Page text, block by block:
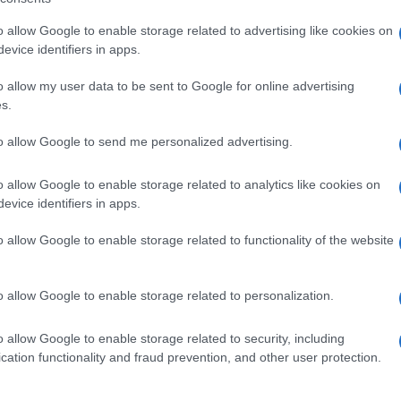
allow Google to enable storage related to advertising like cookies on
identifiers in apps.
allow my user data to be sent to Google for online advertising
allow Google to send me personalized advertising.
allow Google to enable storage related to analytics like cookies on
identifiers in apps.
allow Google to enable storage related to functionality of the website
allow Google to enable storage related to personalization.
allow Google to enable storage related to security, including
functionality and fraud prevention, and other user protection.
da se ona raspadne na čenove, piše
Stavite čenove luka u jednu, a dugom
čenovi će se očistiti.